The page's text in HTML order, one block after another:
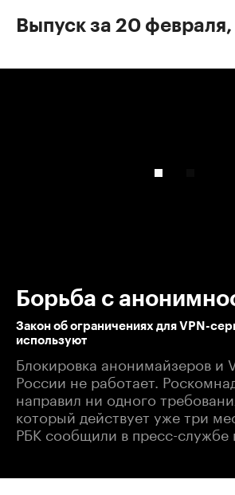
Выпуск за 20
Борьба с
Закон об ограничениях для VPN-
используют
Блокировка анонимайзеров и
России не работает.
направил ни одного
который действует уже три
РБК сообщили в пресс-службе